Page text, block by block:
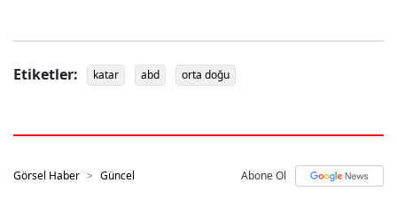
Etiketler: katar abd orta doğu
Görsel Haber Güncel Abone Ol